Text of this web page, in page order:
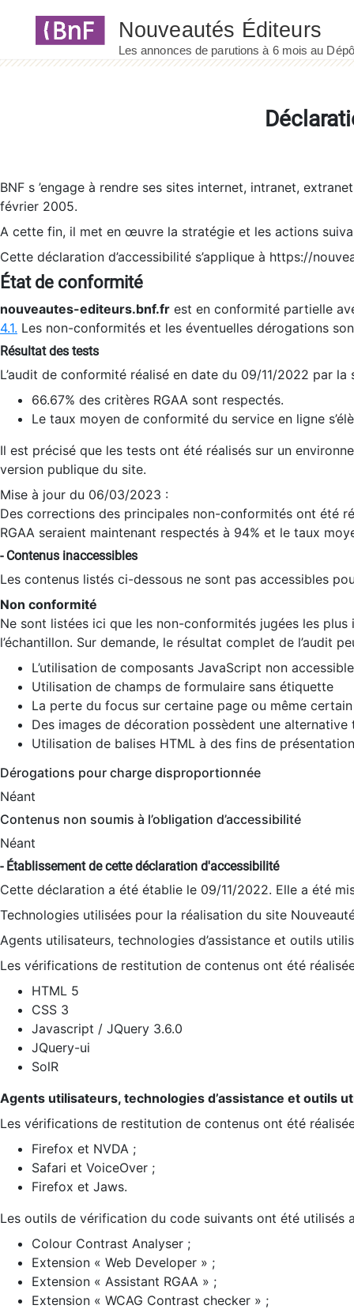
BNF s ’engage à rendre ses sites internet, intranet,
février 2005.
A cette fin, il met en œuvre la stratégie et les actions
Cette déclaration d’accessibilité s’applique à https://
État de conformité
nouveautes-editeurs.bnf.fr est en conformité partielle
4.1. Les non-conformités et les éventuelles dérogations
Résultat des tests
L’audit de conformité réalisé en date du 09/11/2022 par
66.67% des critères RGAA sont respectés.
Le taux moyen de conformité du service en ligne
Il est précisé que les tests ont été réalisés sur un
version publique du site.
Mise à jour du 06/03/2023 :
Des corrections des principales non-conformités ont été
RGAA seraient maintenant respectés à 94% et le taux
- Contenus inaccessibles
Les contenus listés ci-dessous ne sont pas accessibles
Non conformité
Ne sont listées ici que les non-conformités jugées les
l’échantillon. Sur demande, le résultat complet de l’audit
L’utilisation de composants JavaScript non
Utilisation de champs de formulaire sans étiquette
La perte du focus sur certaine page ou même
Des images de décoration possèdent une alternative
Utilisation de balises HTML à des fins de
Dérogations pour charge disproportionnée
Néant
Contenus non soumis à l’obligation d’accessibilité
Néant
- Établissement de cette déclaration d'accessibilité
Cette déclaration a été établie le 09/11/2022. Elle a été
Technologies utilisées pour la réalisation du site
Agents utilisateurs, technologies d’assistance et outils
Les vérifications de restitution de contenus ont été
HTML 5
CSS 3
Javascript / JQuery 3.6.0
JQuery-ui
SolR
Agents utilisateurs, technologies d’assistance et outils
Les vérifications de restitution de contenus ont été
Firefox et NVDA ;
Safari et VoiceOver ;
Firefox et Jaws.
Les outils de vérification du code suivants ont été utilisés
Colour Contrast Analyser ;
Extension « Web Developer » ;
Extension « Assistant RGAA » ;
Extension « WCAG Contrast checker » ;